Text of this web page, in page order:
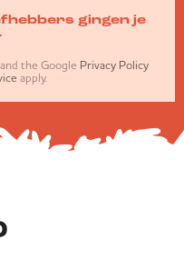
gingen je
the Google Privacy Policy
apply.